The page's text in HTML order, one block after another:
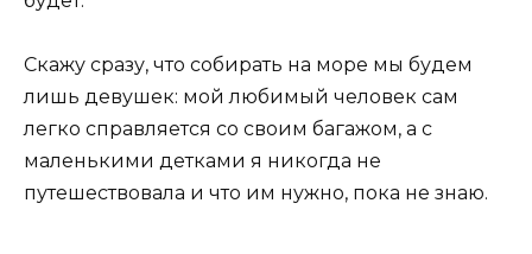
Скажу сразу, что собирать на море мы будем
лишь девушек: мой любимый человек сам
легко справляется со своим багажом, а с
маленькими детками я никогда не
путешествовала и что им нужно, пока не знаю.